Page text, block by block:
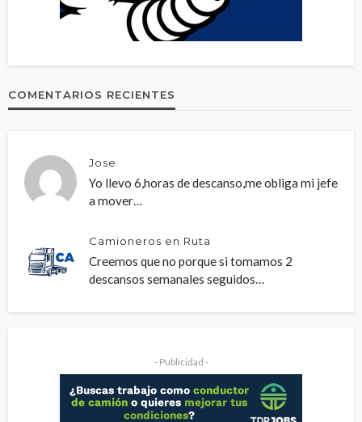
COMENTARIOS RECIENTES
Jose
Yo llevo 6,horas de descanso,me obliga mi jefe
a mover…
Camioneros en Ruta
Creemos que no porque si tomamos 2
descansos semanales seguidos…
- Publicidad -